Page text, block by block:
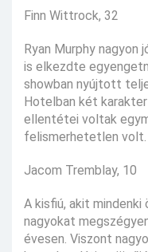
Finn Wittrock, 32
Ryan Murphy
is elkezdte
showban nyújtott
Hotelban két
ellentétei voltak
felismerhetetlen volt.
Jacom Tremblay, 10
A kisfiú, akit mindenki
nagyokat
évesen. Viszont